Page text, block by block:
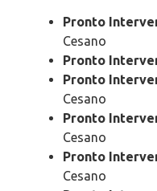
Pronto
Cesano
Pronto
Pronto
Cesano
Pronto
Cesano
Pronto
Cesano